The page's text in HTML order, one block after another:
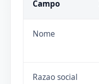
Campo
Nome
Razao social